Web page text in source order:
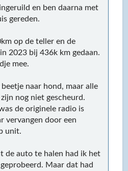
en ben daarna met
gereden.
op de teller en de
2023 bij 436k km gedaan.
mee.
naar hond, maar alle
nog niet gescheurd.
de originele radio is
vervangen door een
unit.
de auto te halen had ik het
Maar dat had